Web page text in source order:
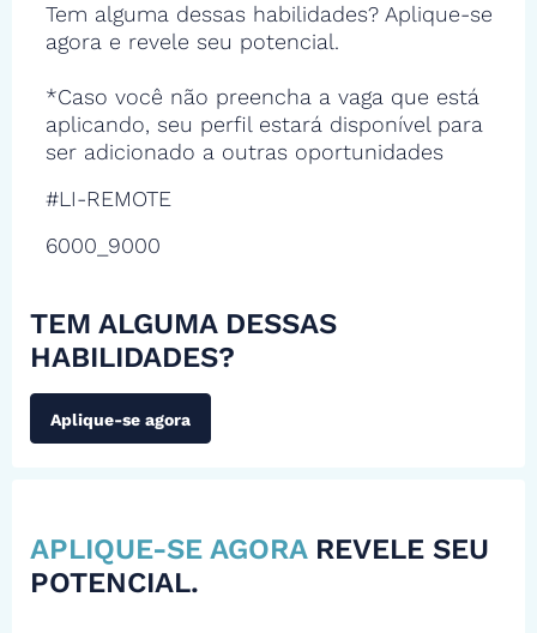
Tem alguma dessas habilidades? Aplique-se
agora e revele seu potencial.
*Caso você não preencha a vaga que está
aplicando, seu perfil estará disponível para
ser adicionado a outras oportunidades
#LI-REMOTE
6000_9000
TEM ALGUMA DESSAS
HABILIDADES?
Aplique-se agora
APLIQUE-SE AGORA REVELE SEU
POTENCIAL.